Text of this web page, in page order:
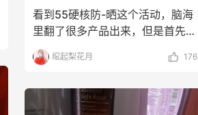
看到55硬核防-晒这个活动，脑海
里翻了很多产品出来，但是首先想
到的还是安耐晒小金
绾起梨花月 176